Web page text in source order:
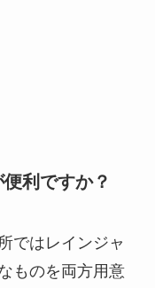
利ですか？
ではレインジャ
ものを両方用意